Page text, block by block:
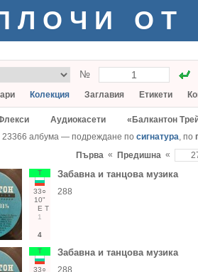
ОТ
№
Колекция Заглавия Етикети
Аудиокасети
«Балкантон
23366 албума — подреждане по сигнатура, по
Първа « Предишна «
Т
33○
10"
Е Т
1
4
Забавна и танцова музика
288
Т
33○
Забавна и танцова музика
288